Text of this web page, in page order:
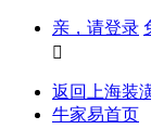
亲，请登录

返回上海装
牛家易首页